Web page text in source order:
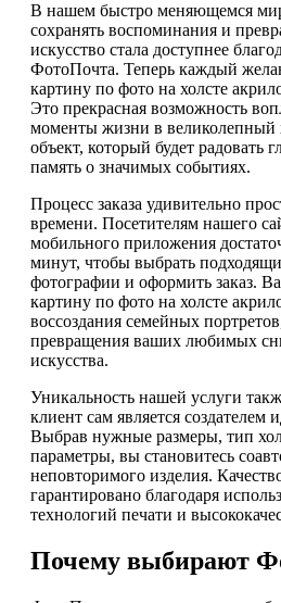
В нашем быстро меняющемся
сохранять воспоминания и
искусство стала доступнее
ФотоПочта. Теперь каждый
картину по фото на холсте
Это прекрасная возможность
моменты жизни в великолепный
объект, который будет радовать
память о значимых событиях.
Процесс заказа удивительно
времени. Посетителям нашего
мобильного приложения
минут, чтобы выбрать
фотографии и оформить заказ.
картину по фото на холсте
воссоздания семейных
превращения ваших любимых
искусства.
Уникальность нашей услуги
клиент сам является создателем
Выбрав нужные размеры, тип
параметры, вы становитесь
неповторимого изделия.
гарантировано благодаря
технологий печати и
Почему выбирают